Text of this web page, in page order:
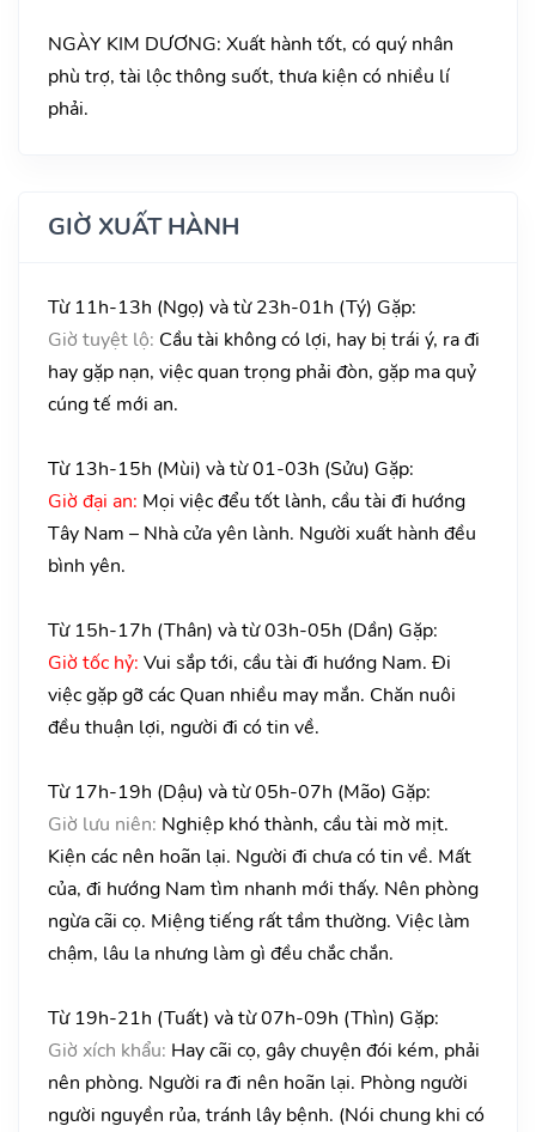
NGÀY KIM DƯƠNG: Xuất hành tốt, có quý nhân
phù trợ, tài lộc thông suốt, thưa kiện có nhiều lí
phải.
GIỜ XUẤT HÀNH
Từ 11h-13h (Ngọ) và từ 23h-01h (Tý) Gặp:
Giờ tuyệt lộ: Cầu tài không có lợi, hay bị trái ý, ra đi
hay gặp nạn, việc quan trọng phải đòn, gặp ma quỷ
cúng tế mới an.
Từ 13h-15h (Mùi) và từ 01-03h (Sửu) Gặp:
Giờ đại an: Mọi việc đểu tốt lành, cầu tài đi hướng
Tây Nam – Nhà cửa yên lành. Người xuất hành đều
bình yên.
Từ 15h-17h (Thân) và từ 03h-05h (Dần) Gặp:
Giờ tốc hỷ: Vui sắp tới, cầu tài đi hướng Nam. Đi
việc gặp gỡ các Quan nhiều may mắn. Chăn nuôi
đều thuận lợi, người đi có tin về.
Từ 17h-19h (Dậu) và từ 05h-07h (Mão) Gặp:
Giờ lưu niên: Nghiệp khó thành, cầu tài mờ mịt.
Kiện các nên hoãn lại. Người đi chưa có tin về. Mất
của, đi hướng Nam tìm nhanh mới thấy. Nên phòng
ngừa cãi cọ. Miệng tiếng rất tầm thường. Việc làm
chậm, lâu la nhưng làm gì đều chắc chắn.
Từ 19h-21h (Tuất) và từ 07h-09h (Thìn) Gặp:
Giờ xích khẩu: Hay cãi cọ, gây chuyện đói kém, phải
nên phòng. Người ra đi nên hoãn lại. Phòng người
người nguyền rủa, tránh lây bệnh. (Nói chung khi có